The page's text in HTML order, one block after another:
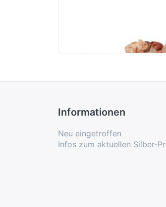
Fire Healer
Informationen
Neu eingetroffen
Infos zum aktuellen Silber-